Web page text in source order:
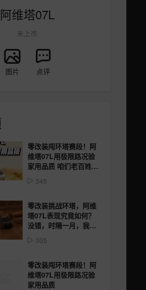
阿维塔07L
未上市
图片 点评
零改装闯环塔赛段！阿
维塔07L用极限路况验
家用品质 咱们老百姓买
车，心里最没底的其实
就仨字儿——可靠
348
零改装挑战环塔，阿维
塔07L表现究竟如何？
没错，时隔一月，我再
次踏上了环塔征途
305
零改装闯环塔赛段！阿
维塔07L用极限路况验
家用品质